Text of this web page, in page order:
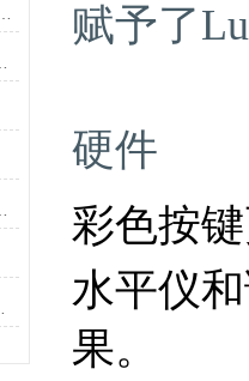
赋予了
硬件
彩色按
水平仪
果。